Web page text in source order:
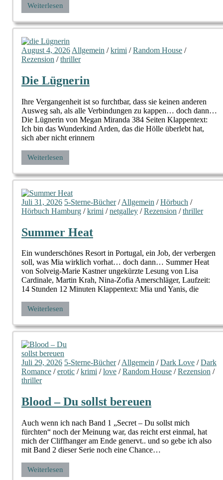
Weiterlesen
August 4, 2026 Allgemein /krimi /Random House /
Rezension /thriller
Die Lügnerin
Ihre Vergangenheit ist so furchtbar, dass sie keinen anderen
Ausweg sah, als alle Verbindungen zu kappen… doch dann…
Die Lügnerin von Megan Miranda 384 Seiten Klappentext:
Ich bin das Wunderkind Arden, das die Hölle überlebt hat,
sich aber nicht erinnern
Weiterlesen
Juli 31, 2026 5-Sterne-Bücher/Allgemein /Hörbuch /
Hörbuch Hamburg /krimi /netgalley /Rezension /thriller
Summer Heat
Ein wunderschönes Resort in Portugal, ein Job, der verbergen
soll, was Mia wirklich vorhat… doch dann… Summer Heat
von Solveig-Marie Kastner ungekürzte Lesung von Lisa
Cardinale, Martin Krah, Nina-Zofia Amerschläger, Laufzeit:
14 Stunden 12 Minuten Klappentext: Mia und Yanis, die
Weiterlesen
Juli 29, 2026 5-Sterne-Bücher/Allgemein /Dark Love /Dark
Romance /erotic /krimi /love /Random House /Rezension /
thriller
Blood – Du sollst bereuen
Auch wenn ich nach Band 1 „Secret – Du sollst mich
fürchten“ noch der Meinung war, das reicht erst einmal, hat
mich der Cliffhanger am Ende genervt.. und so gebe ich also
mit Band 2 dieser Serie noch eine Chance…
Weiterlesen